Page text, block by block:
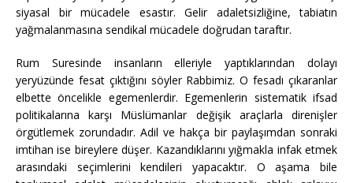
siyasal bir mücadele esastır. Gelir adaletsizliğine, tabiatın
yağmalanmasına sendikal mücadele doğrudan taraftır.
Rum Suresinde insanların elleriyle yaptıklarından dolayı
yeryüzünde fesat çıktığını söyler Rabbimiz. O fesadı çıkaranlar
elbette öncelikle egemenlerdir. Egemenlerin sistematik ifsad
politikalarına karşı Müslümanlar değişik araçlarla direnişler
örgütlemek zorundadır. Adil ve hakça bir paylaşımdan sonraki
imtihan ise bireylere düşer. Kazandıklarını yığmakla infak etmek
arasındaki seçimlerini kendileri yapacaktır. O aşama bile